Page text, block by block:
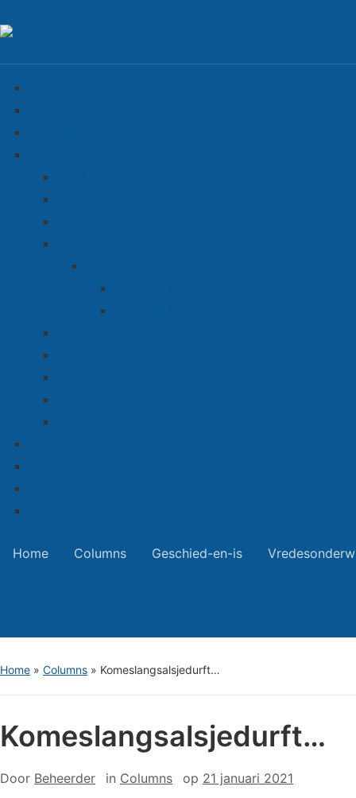
Home Columns Geschied-en-is
Home » Columns » Komeslangsalsjedurft…
Komeslangsalsjedurft…
Door Beheerder in Columns op 21 januari 2021